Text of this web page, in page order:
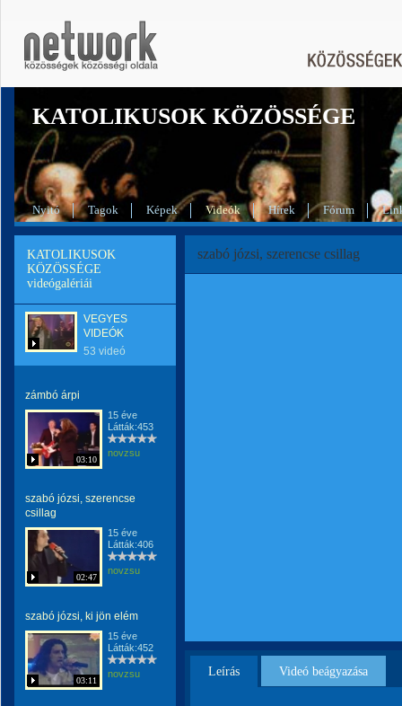
KATOLIKUSOK KÖZÖSSÉGE
Nyitó Tagok Képek Videók Hírek Fórum
KATOLIKUSOK
KÖZÖSSÉGE
videógalériái
VEGYES
VIDEÓK
53 videó
zámbó árpi
03:10
15 éve
Látták:453
novzsu
szabó józsi, szerencse
csillag
02:47
15 éve
Látták:406
novzsu
szabó józsi, ki jön elém
03:11
15 éve
Látták:452
novzsu
szabó józsi, szerencse csillag
Leírás Videó beágyazása